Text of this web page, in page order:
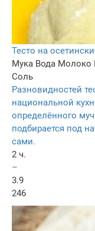
Тесто на
Мука Вода Молоко
Соль
Разновидностей
национальной
определённого
подбирается под
сами.
2 ч.
–
3.9
246